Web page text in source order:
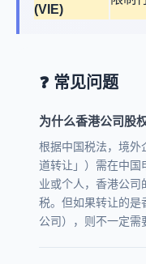
(VIE)
❓ 常见问题
为什么香港公司股
根据中国税法，境外
道转让」）需在中国
业或个人，香港公司
税。但如果转让的是
公司），则不一定需